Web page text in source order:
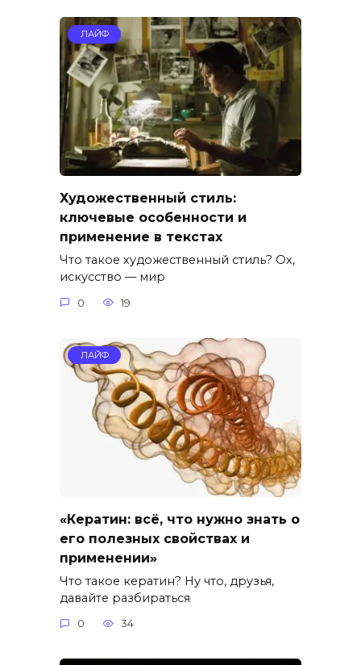
ЛАЙФ
Художественный стиль:
ключевые особенности и
применение в текстах
Что такое художественный стиль? Ох,
искусство — мир
0 19
ЛАЙФ
«Кератин: всё, что нужно знать о
его полезных свойствах и
применении»
Что такое кератин? Ну что, друзья,
давайте разбираться
0 34